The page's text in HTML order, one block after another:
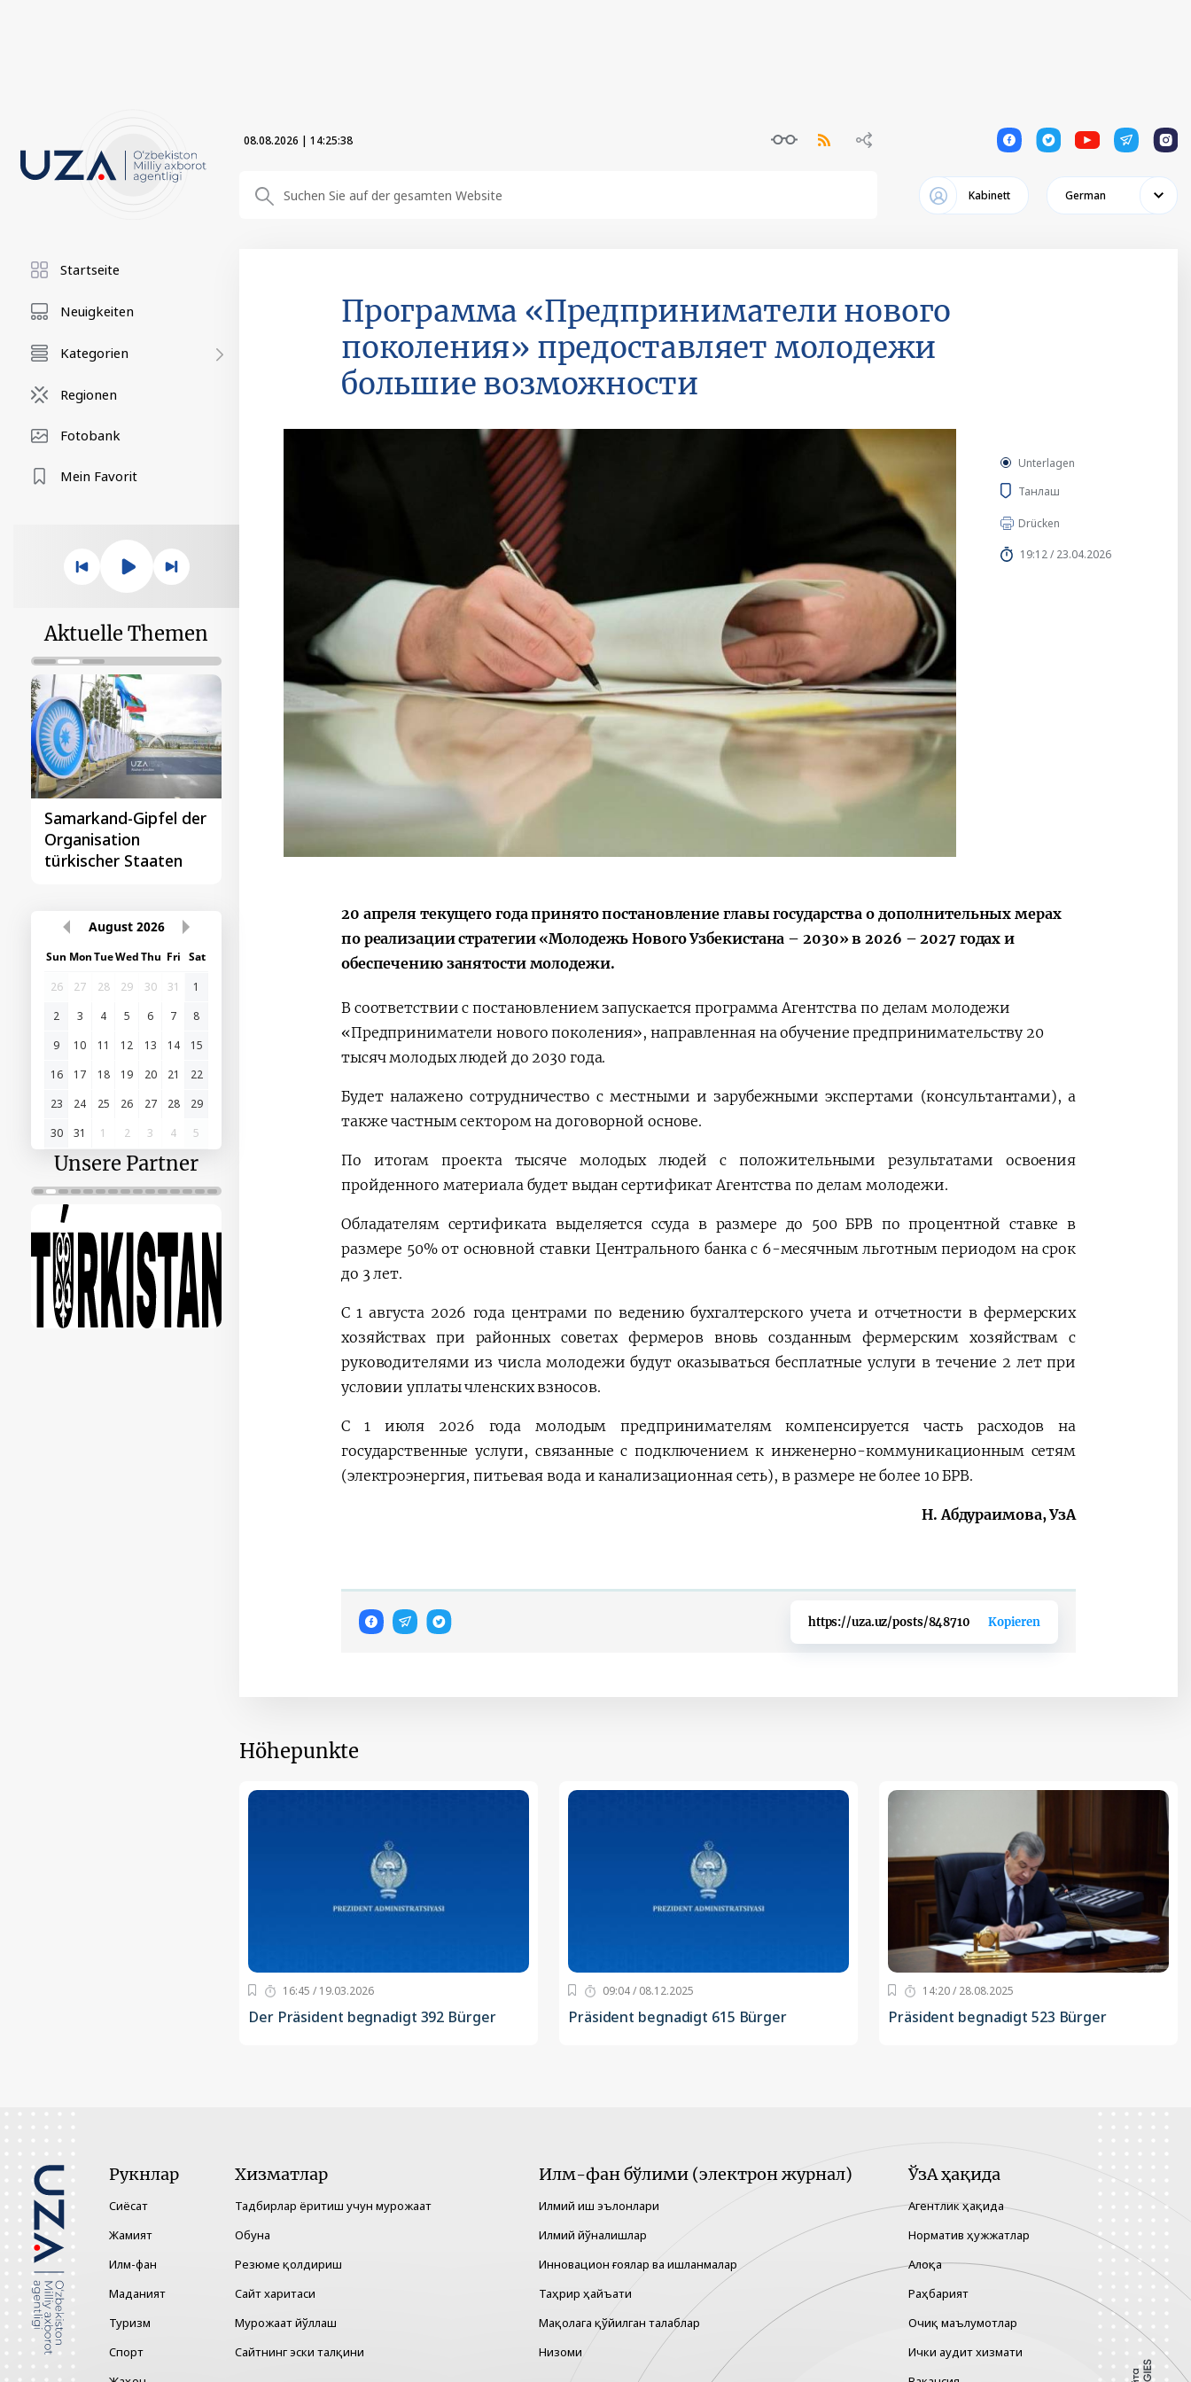
08.08.2026 | 14:25:39 1 1 1 1 1
Kabinett German
Startseite
Neuigkeiten
Kategorien
Regionen
Fotobank
Mein Favorit
Aktuelle Themen
Samarkand-Gipfel der
Organisation
türkischer Staaten
Das erste
Zentralasien-China
August 2026
Sun MonTueWedThu Fri Sat
26
27 28 29 30 31
1
2
3 4 5 6 7
8
9
10 11 12 13 14
15
16
17 18 19 20 21
22
23
24 25 26 27 28
29
30
31 1 2 3 4 5
Unsere Partner
Программа «Предприниматели нового
поколения» предоставляет молодежи
большие возможности
Unterlagen
Танлаш
Drücken
19:12 / 23.04.2026
20 апреля текущего года принято постановление главы государства о дополнительных мерах
по реализации стратегии «Молодежь Нового Узбекистана – 2030» в 2026 – 2027 годах и
обеспечению занятости молодежи.
В соответствии с постановлением запускается программа Агентства по делам молодежи
«Предприниматели нового поколения», направленная на обучение предпринимательству 20
тысяч молодых людей до 2030 года.
Будет налажено сотрудничество с местными и зарубежными экспертами (консультантами), а
также частным сектором на договорной основе.
По итогам проекта тысяче молодых людей с положительными результатами освоения
пройденного материала будет выдан сертификат Агентства по делам молодежи.
Обладателям сертификата выделяется ссуда в размере до 500 БРВ по процентной ставке в
размере 50% от основной ставки Центрального банка с 6-месячным льготным периодом на срок
до 3 лет.
С 1 августа 2026 года центрами по ведению бухгалтерского учета и отчетности в фермерских
хозяйствах при районных советах фермеров вновь созданным фермерским хозяйствам с
руководителями из числа молодежи будут оказываться бесплатные услуги в течение 2 лет при
условии уплаты членских взносов.
С 1 июля 2026 года молодым предпринимателям компенсируется часть расходов на
государственные услуги, связанные с подключением к инженерно-коммуникационным сетям
(электроэнергия, питьевая вода и канализационная сеть), в размере не более 10 БРВ.
Н. Абдураимова, УзА
https://uza.uz/posts/848710 Kopieren
Höhepunkte
16:45 / 19.03.2026
Der Präsident begnadigt 392 Bürger
09:04 / 08.12.2025
Präsident begnadigt 615 Bürger
14:20 / 28.08.2025
Präsident begnadigt 523 Bürger
Рукнлар
Сиёсат
Жамият
Илм-фан
Маданият
Туризм
Спорт
Хизматлар
Тадбирлар ёритиш учун мурожаат
Обуна
Резюме қолдириш
Сайт харитаси
Мурожаат йўллаш
Сайтнинг эски талқини
Илм-фан бўлими (электрон журнал)
Илмий иш эълонлари
Илмий йўналишлар
Инновацион ғоялар ва ишланмалар
Таҳрир ҳайъати
Мақолага қўйилган талаблар
Низоми
ЎзА ҳақида
Агентлик ҳақида
Норматив ҳужжатлар
Алоқа
Раҳбарият
Очиқ маълумотлар
Ички аудит хизмати